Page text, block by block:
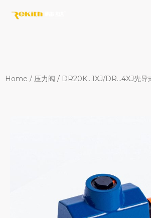
Home / 压力阀 / DR20K…1XJ/DR…4XJ先导